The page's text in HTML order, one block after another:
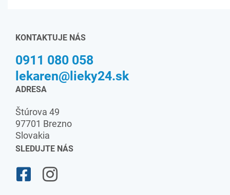
KONTAKTUJE NÁS
0911 080 058
lekaren@lieky24.sk
ADRESA
Štúrova 49
97701 Brezno
Slovakia
SLEDUJTE NÁS